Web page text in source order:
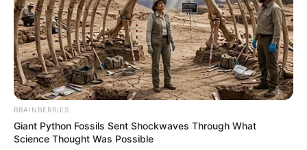
BRAINBERRIES
Giant Python Fossils Sent Shockwaves Through What
Science Thought Was Possible